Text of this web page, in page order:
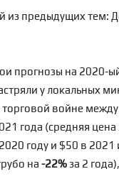
предыдущих тем:
прогнозы на 2020-
у локальных
войне
года (средняя
году и $50 в
на -22% за 2